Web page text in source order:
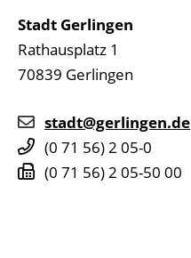
Stadt Gerlingen
Rathausplatz 1
70839 Gerlingen
stadt@gerlingen.de
(0 71 56) 2 05-0
(0 71 56) 2 05-50 00